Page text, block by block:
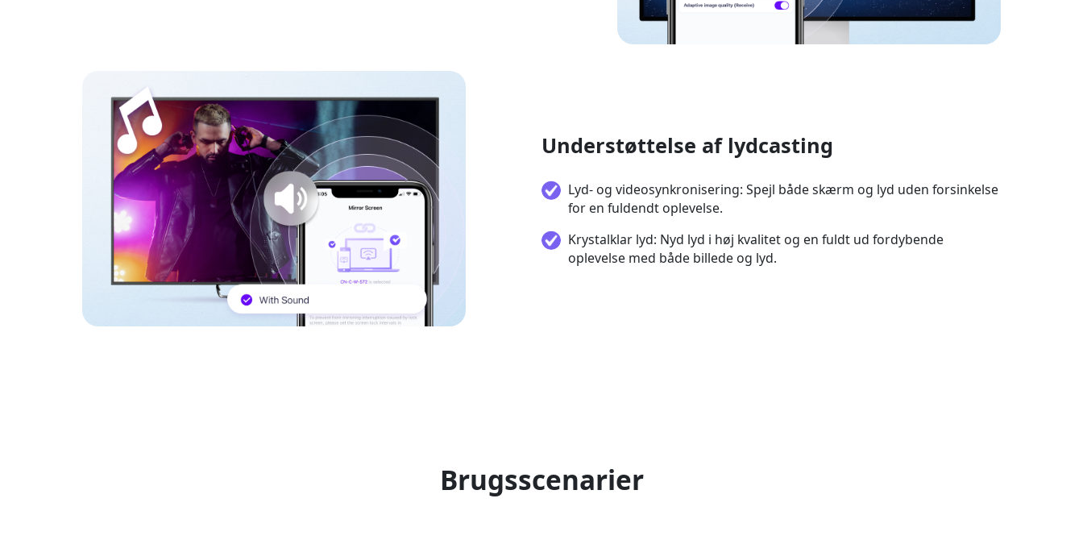
Understøttelse af lydcasting
Lyd- og videosynkronisering: Spejl både skærm og lyd uden forsinkelse
for en fuldendt oplevelse.
Krystalklar lyd: Nyd lyd i høj kvalitet og en fuldt ud fordybende
oplevelse med både billede og lyd.
Brugsscenarier